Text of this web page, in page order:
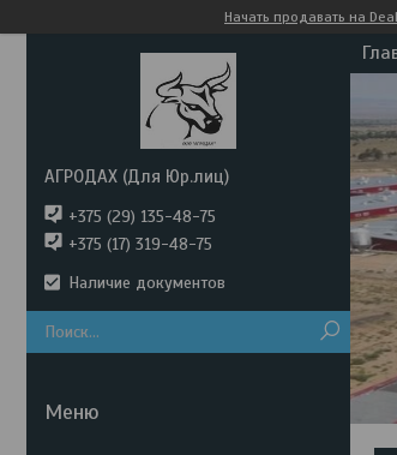
Начать продавать на
АГРОДАХ (Для Юр.лиц)
+375 (29) 135-48-75
+375 (17) 319-48-75
Наличие документов